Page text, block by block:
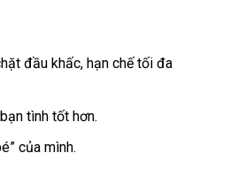
đầu khấcThái
, hạn chế tối đa
tình tốt hơn.
đổi
của mình.